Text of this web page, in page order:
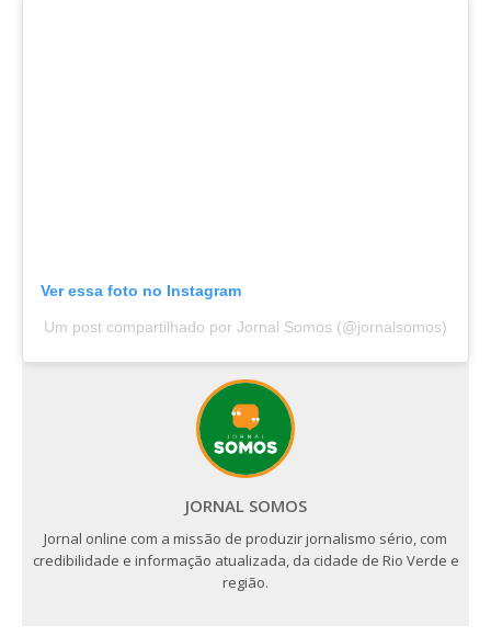
Ver essa foto no Instagram
Um post compartilhado por Jornal Somos (@jornalsomos)
JORNAL SOMOS
Jornal online com a missão de produzir jornalismo sério, com
credibilidade e informação atualizada, da cidade de Rio Verde e
região.